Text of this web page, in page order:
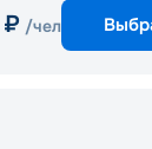
₽ /чел